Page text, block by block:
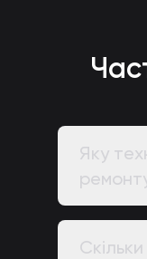
Яку